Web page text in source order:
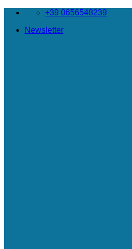
Salta
contenuti
+39 0656548239
Newsletter